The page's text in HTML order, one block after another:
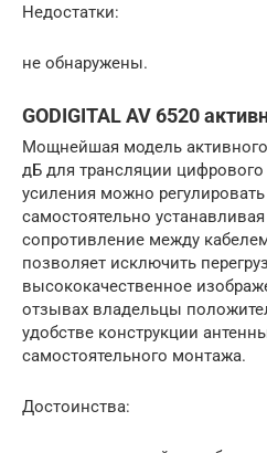
Недостатки:
не обнаружены.
GODIGITAL AV 6520
Мощнейшая модель
дБ для трансляции цифрового
усиления можно
самостоятельно
сопротивление между
позволяет исключить
высококачественное
отзывах владельцы
удобстве конструкции
самостоятельного монтажа.
Достоинства: